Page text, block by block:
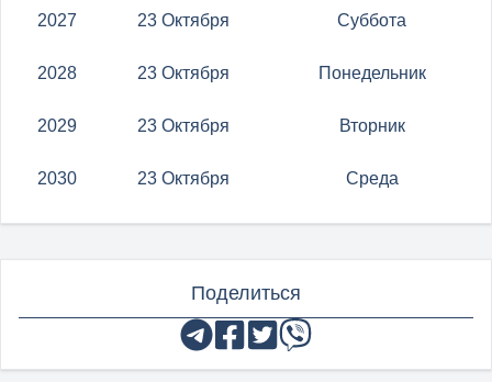
2027 23 Октября Суббота
2028 23 Октября Понедельник
2029 23 Октября Вторник
2030 23 Октября Среда
Поделиться